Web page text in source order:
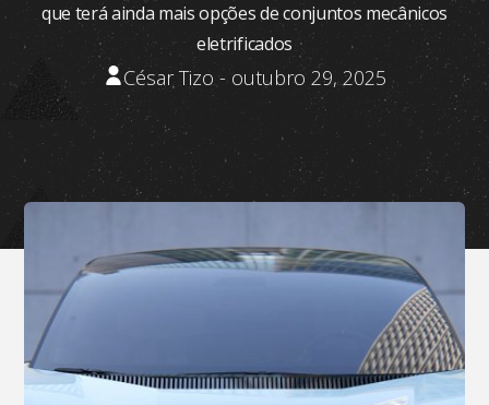
que terá ainda mais opções de conjuntos mecânicos
eletrificados
César Tizo - outubro 29, 2025